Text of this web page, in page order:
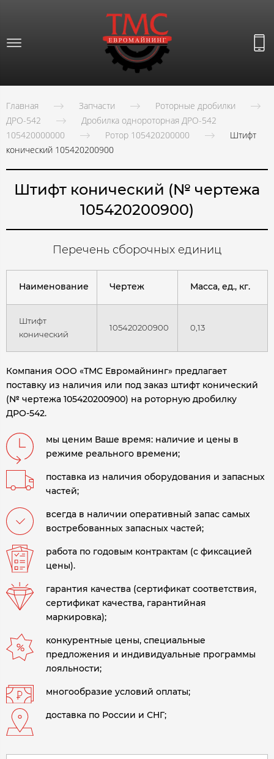
Главная Запчасти
Роторные дробилки
ДРО-542
Дробилка однороторная ДРО-542
105420000000
Ротор 105420200000
Штифт
конический 105420200900
Штифт конический (№ чертежа
105420200900)
Перечень сборочных единиц
Наименование Чертеж Масса, ед., кг.
Штифт
конический
105420200900 0,13
Компания ООО «ТМС Евромайнинг» предлагает
поставку из наличия или под заказ штифт конический
(№ чертежа 105420200900) на роторную дробилку
ДРО-542.
мы ценим Ваше время: наличие и цены в
режиме реального времени;
поставка из наличия оборудования и запасных
частей;
всегда в наличии оперативный запас самых
востребованных запасных частей;
работа по годовым контрактам (с фиксацией
цены).
гарантия качества (сертификат соответствия,
сертификат качества, гарантийная
маркировка);
конкурентные цены, специальные
предложения и индивидуальные программы
лояльности;
многообразие условий оплаты;
доставка по России и СНГ;